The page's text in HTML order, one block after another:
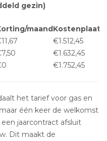
gezin)
maand
€1.512,45
€1.632,45
€1.752,45
het tarief voor gas en
één keer de welkomst
jaarcontract afsluit
Dit maakt de